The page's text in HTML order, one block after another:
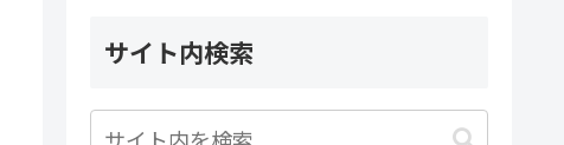
サイト内検索